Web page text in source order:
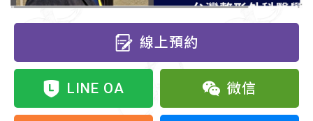
線上預約
LINE OA 微信